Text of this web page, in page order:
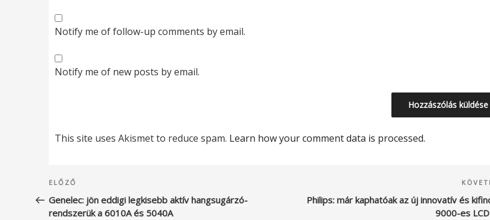
Notify me of follow-up comments by email.
Notify me of new posts by email.
This site uses Akismet to reduce spam. Learn how your comment data is processed.
Bejegyzés
navigáció
Korábbi
bejegyzés
ELŐZŐ
Genelec: jön eddigi legkisebb aktív hangsugárzó-
rendszerük a 6010A és 5040A
Philips: már kaphatóak az új innovatív és
9000-es